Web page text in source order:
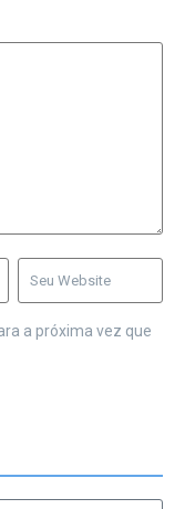
a próxima vez que